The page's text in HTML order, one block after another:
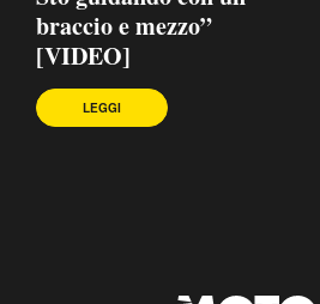
braccio e mezzo”
[VIDEO]
LEGGI